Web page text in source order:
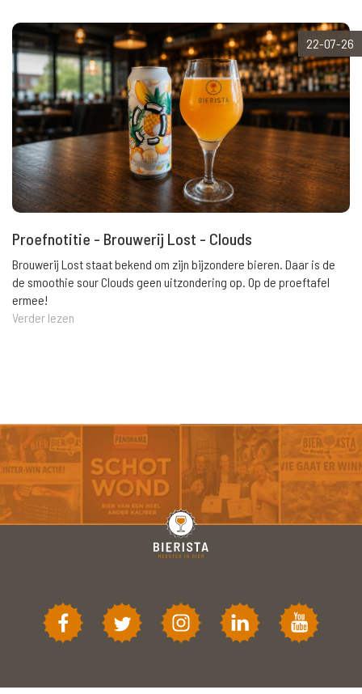
22-07-26
Proefnotitie - Brouwerij Lost - Clouds
Brouwerij Lost staat bekend om zijn bijzondere bieren. Daar is de
de smoothie sour Clouds geen uitzondering op. Op de proeftafel
ermee!
Verder lezen